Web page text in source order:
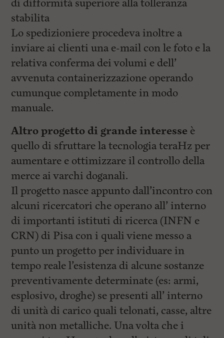
di difformità superiore alla tolleranza
stabilita
Lo spedizioniere procedeva inoltre a
inviare ai clienti una e-mail con le foto e la
relativa conferma dei volumi e dell’
avvenuta containerizzazione operando
cumunque completamente in modo
manuale.
Altro progetto di grande interesse è
quello di sfruttare la tecnologia teraHz per
aumentare e ottimizzare il controllo della
merce ai varchi doganali.
Il progetto nasce appunto dall’incontro con
alcuni ricercatori che operano all’ interno
di importanti istituti di ricerca (INFN e
CRN) di Pisa con i quali viene messo a
punto un progetto per individuare in
tempo reale l’esistenza di alcune sostanze
preventivamente determinate (es: armi,
esplosivo, droghe) se presenti all’ interno
di unità di carico quali telonati, casse, altre
unità non metalliche. Una volta che i